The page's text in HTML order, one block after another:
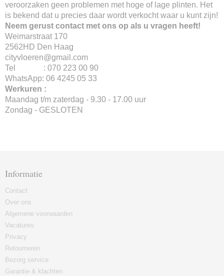
veroorzaken geen problemen met hoge of lage plinten. Het
is bekend dat u precies daar wordt verkocht waar u kunt zijn!
Neem gerust contact met ons op als u vragen heeft!
Weimarstraat 170
2562HD Den Haag
cityvloeren@gmail.com
Tel : 070 223 00 90
WhatsApp: 06 4245 05 33
Werkuren :
Maandag t/m zaterdag - 9.30 - 17.00 uur
Zondag - GESLOTEN
Informatie
Contact
Over ons
Algemene voorwaarden
Vacatures
Privacy
Retourneren
Bezorg service
Garantie & klachten